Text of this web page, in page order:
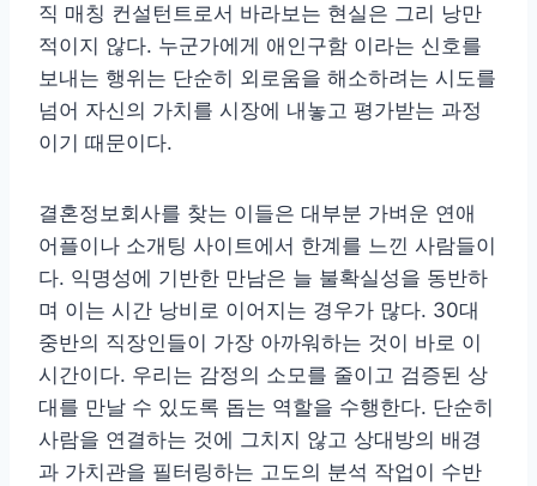
직 매칭 컨설턴트로서 바라보는 현실은 그리 낭만
적이지 않다. 누군가에게 애인구함 이라는 신호를
보내는 행위는 단순히 외로움을 해소하려는 시도를
넘어 자신의 가치를 시장에 내놓고 평가받는 과정
이기 때문이다.
결혼정보회사를 찾는 이들은 대부분 가벼운 연애
어플이나 소개팅 사이트에서 한계를 느낀 사람들이
다. 익명성에 기반한 만남은 늘 불확실성을 동반하
며 이는 시간 낭비로 이어지는 경우가 많다. 30대
중반의 직장인들이 가장 아까워하는 것이 바로 이
시간이다. 우리는 감정의 소모를 줄이고 검증된 상
대를 만날 수 있도록 돕는 역할을 수행한다. 단순히
사람을 연결하는 것에 그치지 않고 상대방의 배경
과 가치관을 필터링하는 고도의 분석 작업이 수반